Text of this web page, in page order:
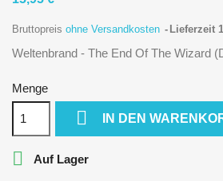
Bruttopreis ohne Versandkosten Lieferzeit
Weltenbrand - The End Of The Wizard
Menge
 IN DEN
 Auf Lager